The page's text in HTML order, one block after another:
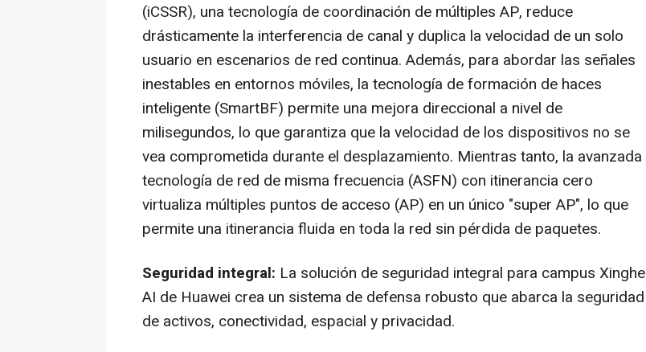
(iCSSR), una tecnología de coordinación de múltiples AP, reduce
drásticamente la interferencia de canal y duplica la velocidad de un solo
usuario en escenarios de red continua. Además, para abordar las señales
inestables en entornos móviles, la tecnología de formación de haces
inteligente (SmartBF) permite una mejora direccional a nivel de
milisegundos, lo que garantiza que la velocidad de los dispositivos no se
vea comprometida durante el desplazamiento. Mientras tanto, la avanzada
tecnología de red de misma frecuencia (ASFN) con itinerancia cero
virtualiza múltiples puntos de acceso (AP) en un único "super AP", lo que
permite una itinerancia fluida en toda la red sin pérdida de paquetes.
Seguridad integral: La solución de seguridad integral para campus Xinghe
AI de Huawei crea un sistema de defensa robusto que abarca la seguridad
de activos, conectividad, espacial y privacidad.